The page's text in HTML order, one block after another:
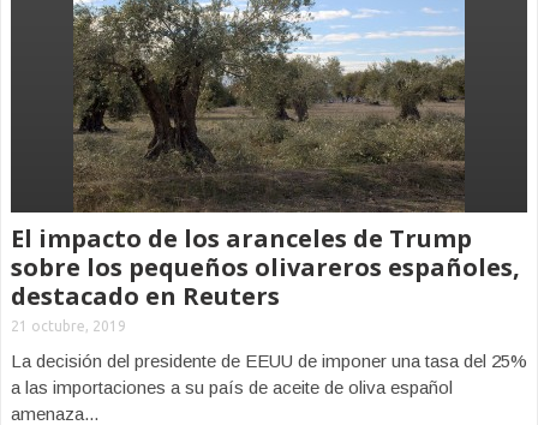
El impacto de los aranceles de Trump
sobre los pequeños olivareros españoles,
destacado en Reuters
21 octubre, 2019
La decisión del presidente de EEUU de imponer una tasa del 25%
a las importaciones a su país de aceite de oliva español
amenaza...